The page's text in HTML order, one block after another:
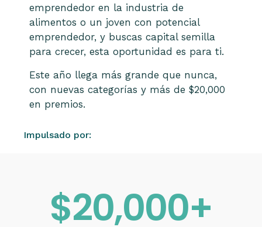
emprendedor en la industria de
alimentos o un joven con potencial
emprendedor, y buscas capital semilla
para crecer, esta oportunidad es para ti.
Este año llega más grande que nunca,
con nuevas categorías y más de $20,000
en premios.
Impulsado por:
$20,000+